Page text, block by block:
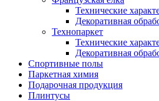
Технические
Декоративная
Технопаркет
Технические
Декоративная
Спортивные полы
Паркетная химия
Подарочная продукция
Плинтусы